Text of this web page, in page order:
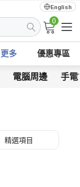
English
0
更多 優惠專區
電腦周邊 手電